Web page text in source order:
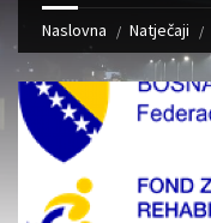
Naslovna Natječaji